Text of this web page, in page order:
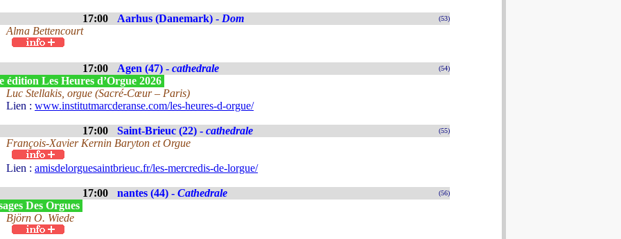
17:00 Aarhus (Danemark) - Dom (53)
Alma Bettencourt
17:00 Agen (47) - cathedrale (54)
édition Les Heures d’Orgue 2026
Luc Stellakis, orgue (Sacré-Cœur – Paris)
Lien : www.institutmarcderanse.com/les-heures-d-orgue/
17:00 Saint-Brieuc (22) - cathedrale (55)
François-Xavier Kernin Baryton et Orgue
Lien : amisdelorguesaintbrieuc.fr/les-mercredis-de-lorgue/
17:00 nantes (44) - Cathedrale (56)
Des Orgues
Björn O. Wiede